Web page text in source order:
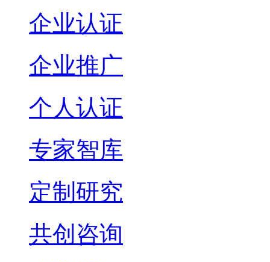
企业认证
企业推广
个人认证
专家智库
定制研究
共创咨询